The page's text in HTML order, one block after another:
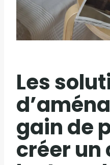
Les
gain de
créer un